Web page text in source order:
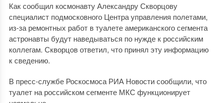
Как сообщил космонавту Александру Скворцову
специалист подмосковного Центра управления полетами,
из-за ремонтных работ в туалете американского сегмента
астронавты будут наведываться по нужде к российским
коллегам. Скворцов ответил, что принял эту информацию
к сведению.
В пресс-службе Роскосмоса РИА Новости сообщили, что
туалет на российском сегменте МКС функционирует